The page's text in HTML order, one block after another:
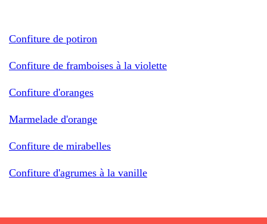
Confiture de potiron
Confiture de framboises à la violette
Confiture d'oranges
Marmelade d'orange
Confiture de mirabelles
Confiture d'agrumes à la vanille